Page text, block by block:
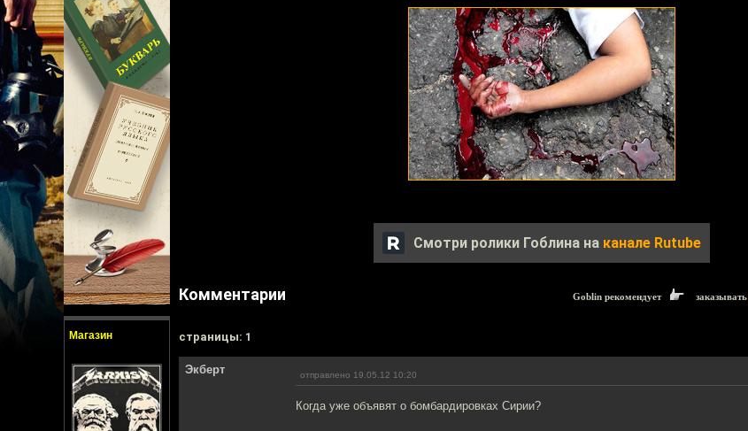
Магазин
Смотри ролики Гоблина на канале Rutube
Комментарии Goblin рекомендует заказывать
cтраницы: 1
Экберт отправлено 19.05.12 10:20
Когда уже объявят о бомбардировках Сирии?